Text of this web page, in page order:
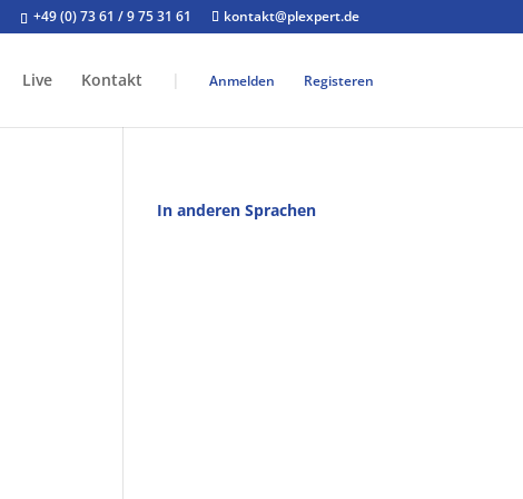
+49 (0) 73 61 / 9 75 31 61 kontakt@plexpert.de
Live Kontakt | Anmelden Registeren
In anderen Sprachen